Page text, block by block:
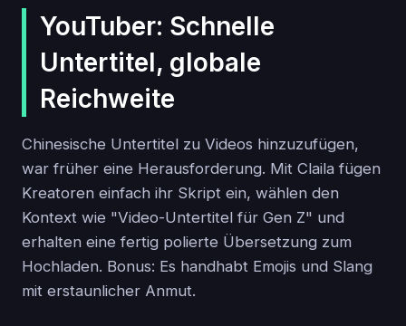
YouTuber: Schnelle
Untertitel, globale
Reichweite
Chinesische Untertitel zu Videos hinzuzufügen,
war früher eine Herausforderung. Mit Claila fügen
Kreatoren einfach ihr Skript ein, wählen den
Kontext wie "Video-Untertitel für Gen Z" und
erhalten eine fertig polierte Übersetzung zum
Hochladen. Bonus: Es handhabt Emojis und Slang
mit erstaunlicher Anmut.